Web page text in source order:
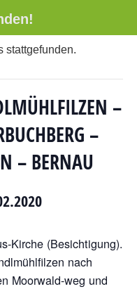
stattgefunden.
–
–
– BERNAU
Kirche (Besichtigung).
nach
Moorwald-weg und